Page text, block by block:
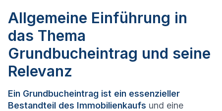
Allgemeine Einführung in
das Thema
Grundbucheintrag und seine
Relevanz
Ein Grundbucheintrag ist ein essenzieller
Bestandteil des Immobilienkaufs und eine